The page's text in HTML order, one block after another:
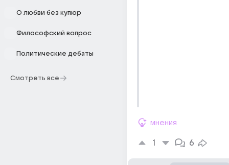
О любви без купюр
Философский вопрос
Политические дебаты
Смотреть все
мнения
1 6